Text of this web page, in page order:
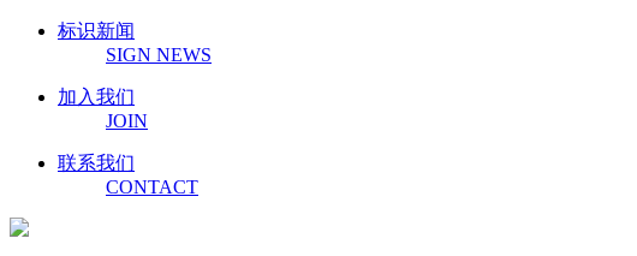
标识新闻
SIGN NEWS
加入我们
JOIN
联系我们
CONTACT